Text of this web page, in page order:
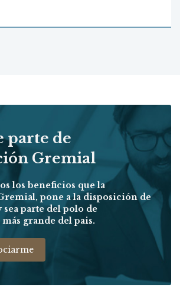
parte de
Gremial
los beneficios que la
pone a la disposición de
sea parte del polo de
grande del pais.